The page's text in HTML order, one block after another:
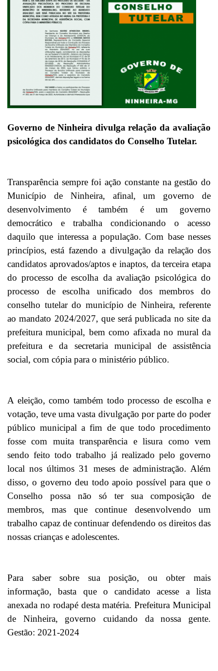
Governo de Ninheira divulga relação da avaliação
psicológica dos candidatos do Conselho Tutelar.
Transparência sempre foi ação constante na gestão do
Município de Ninheira, afinal, um governo de
desenvolvimento é também é um governo
democrático e trabalha condicionando o acesso
daquilo que interessa a população. Com base nesses
princípios, está fazendo a divulgação da relação dos
candidatos aprovados/aptos e inaptos, da terceira etapa
do processo de escolha da avaliação psicológica do
processo de escolha unificado dos membros do
conselho tutelar do município de Ninheira, referente
ao mandato 2024/2027, que será publicada no site da
prefeitura municipal, bem como afixada no mural da
prefeitura e da secretaria municipal de assistência
social, com cópia para o ministério público.
A eleição, como também todo processo de escolha e
votação, teve uma vasta divulgação por parte do poder
público municipal a fim de que todo procedimento
fosse com muita transparência e lisura como vem
sendo feito todo trabalho já realizado pelo governo
local nos últimos 31 meses de administração. Além
disso, o governo deu todo apoio possível para que o
Conselho possa não só ter sua composição de
membros, mas que continue desenvolvendo um
trabalho capaz de continuar defendendo os direitos das
nossas crianças e adolescentes.
Para saber sobre sua posição, ou obter mais
informação, basta que o candidato acesse a lista
anexada no rodapé desta matéria. Prefeitura Municipal
de Ninheira, governo cuidando da nossa gente.
Gestão: 2021-2024